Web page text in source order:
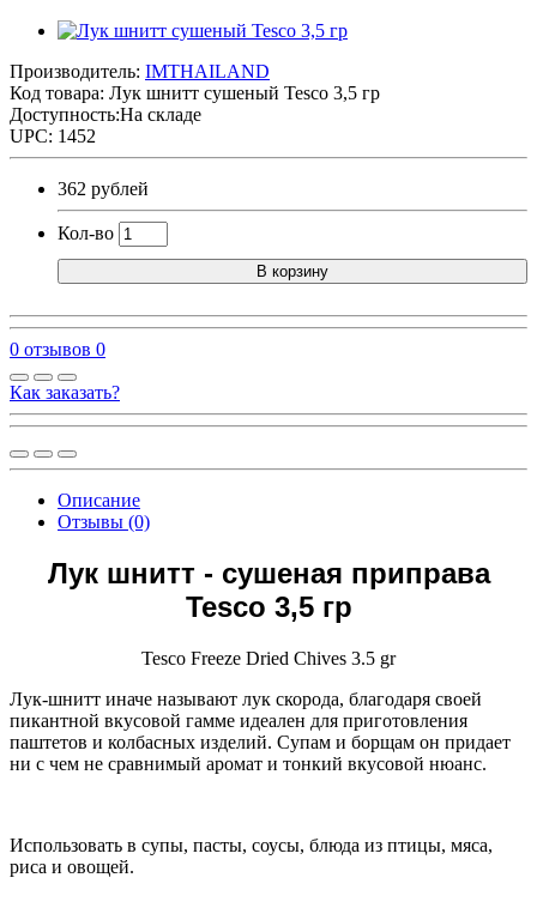
Производитель: IMTHAILAND
Код товара: Лук шнитт сушеный Tesco 3,5 гр
Доступность:На складе
UPC: 1452
362 рублей
Кол-во
В корзину
0 отзывов 0
Как заказать?
Описание
Отзывы (0)
Лук шнитт - сушеная приправа
Tesco 3,5 гр
Tesco Freeze Dried Chives 3.5 gr
Лук-шнитт иначе называют лук скорода, благодаря своей
пикантной вкусовой гамме идеален для приготовления
паштетов и колбасных изделий. Супам и борщам он придает
ни с чем не сравнимый аромат и тонкий вкусовой нюанс.
Использовать в супы, пасты, соусы, блюда из птицы, мяса,
риса и овощей.